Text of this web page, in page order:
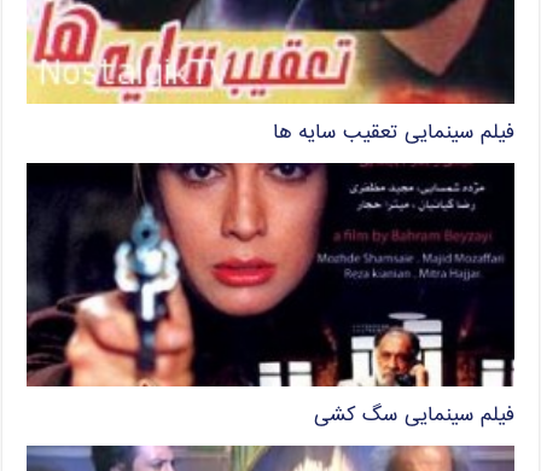
فیلم سینمایی تعقیب سایه ها
فیلم سینمایی سگ کشی